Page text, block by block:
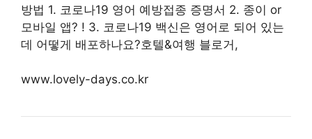
방법 1. 코로나19 영어 예방접종 증명서 2. 종이 or
모바일 앱? ! 3. 코로나19 백신은 영어로 되어 있는
데 어떻게 배포하나요?호텔&여행 블로거,
www.lovely-days.co.kr